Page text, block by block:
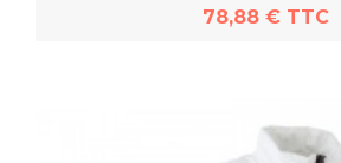
En savoir plus
78,88 € TTC